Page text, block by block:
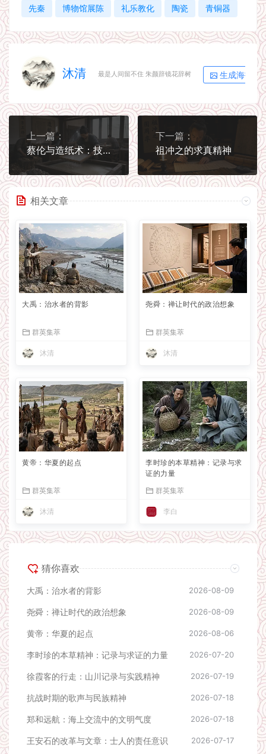
先秦 博物馆展陈 礼乐教化 陶瓷 青铜器
沐清 最是人间留不住 朱颜辞镜花辞树 生成海报
上一篇：
蔡伦与造纸术：技术如何改变文明传播
下一篇：
祖冲之的求真精神
相关文章
大禹：治水者的背影
群英集萃
沐清
尧舜：禅让时代的政治想象
群英集萃
沐清
黄帝：华夏的起点
群英集萃
沐清
李时珍的本草精神：记录与求
证的力量
群英集萃
李白
猜你喜欢
大禹：治水者的背影 2026-08-09
尧舜：禅让时代的政治想象 2026-08-09
黄帝：华夏的起点 2026-08-06
李时珍的本草精神：记录与求证的力量 2026-07-20
徐霞客的行走：山川记录与实践精神 2026-07-19
抗战时期的歌声与民族精神 2026-07-18
郑和远航：海上交流中的文明气度 2026-07-18
王安石的改革与文章：士人的责任意识 2026-07-17